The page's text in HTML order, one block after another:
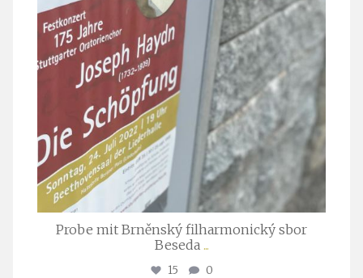
Probe mit Brněnský filharmonický sbor
Beseda ...
15 0